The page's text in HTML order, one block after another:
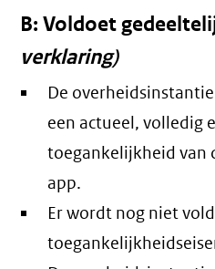
B: Voldoet
verklaring)
De
een actueel, volledig
toegankelijkheid van
app.
Er wordt nog niet